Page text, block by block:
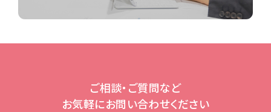
ご相談・ご質問など
お気軽にお問い合わせください